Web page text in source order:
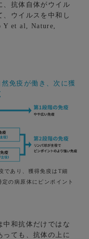
、抗体自体がウイル
、ウイルスを中和し
Y et al, Nature,
免疫が働き、次に獲
であり、獲得免疫はT細
の病原体にピンポイント
和抗体だけではな
っても、抗体の上に